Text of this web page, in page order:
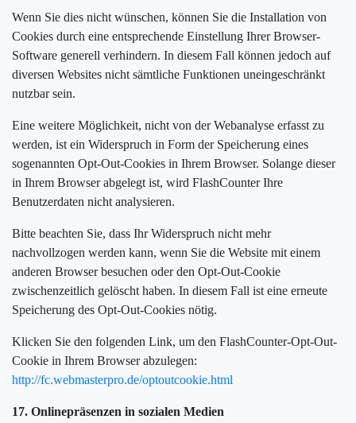
Wenn Sie dies nicht wünschen, können Sie die Installation von
Cookies durch eine entsprechende Einstellung Ihrer Browser-
Software generell verhindern. In diesem Fall können jedoch auf
diversen Websites nicht sämtliche Funktionen uneingeschränkt
nutzbar sein.
Eine weitere Möglichkeit, nicht von der Webanalyse erfasst zu
werden, ist ein Widerspruch in Form der Speicherung eines
sogenannten Opt-Out-Cookies in Ihrem Browser. Solange dieser
in Ihrem Browser abgelegt ist, wird FlashCounter Ihre
Benutzerdaten nicht analysieren.
Bitte beachten Sie, dass Ihr Widerspruch nicht mehr
nachvollzogen werden kann, wenn Sie die Website mit einem
anderen Browser besuchen oder den Opt-Out-Cookie
zwischenzeitlich gelöscht haben. In diesem Fall ist eine erneute
Speicherung des Opt-Out-Cookies nötig.
Klicken Sie den folgenden Link, um den FlashCounter-Opt-Out-
Cookie in Ihrem Browser abzulegen:
http://fc.webmasterpro.de/optoutcookie.html
17. Onlinepräsenzen in sozialen Medien